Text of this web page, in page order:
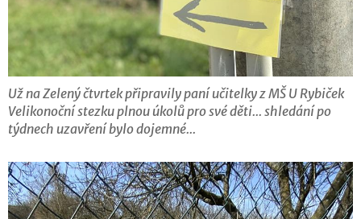
Už na Zelený čtvrtek připravily paní učitelky z MŠ U Rybiček
Velikonoční stezku plnou úkolů pro své děti... shledání po
týdnech uzavření bylo dojemné...